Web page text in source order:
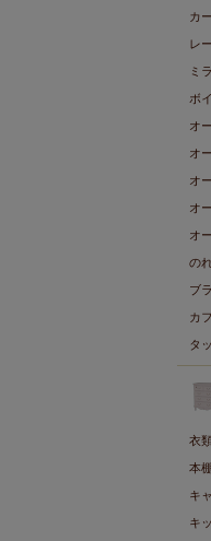
カ
レ
ミ
ボ
オ
オ
オ
オ
オ
の
ブ
カ
タ
衣
本
キ
キ